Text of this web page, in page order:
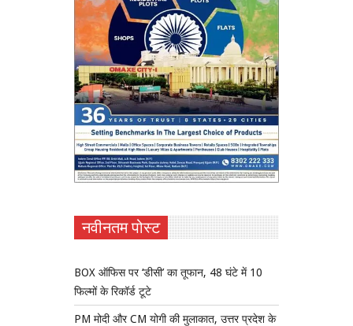
नवीनतम पोस्ट
BOX ऑफिस पर ‘डीसी’ का तूफान, 48 घंटे में 10
फिल्मों के रिकॉर्ड टूटे
PM मोदी और CM योगी की मुलाकात, उत्तर प्रदेश के